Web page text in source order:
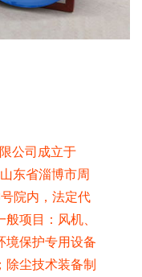
公司成立于
东省淄博市周
院内，法定代
项目：风机、
境保护专用设备
除尘技术装备制